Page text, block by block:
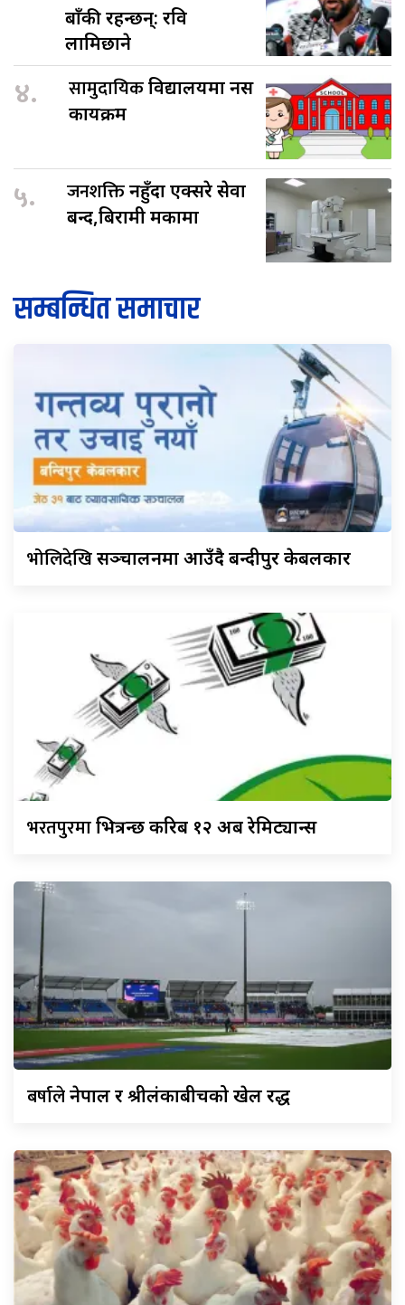
बाँकी रहन्छन्: रवि
लामिछाने
४. सामुदायिकविद्यालयमा नर्स
कार्यक्रम
५. जनशक्तिनहुँदा एक्सरे सेवा
बन्द,बिरामी मर्कामा
सम्बन्धित समाचार
भोलिदेखिसञ्चालनमा आउँदै बन्दीपुर केबलकार
भरतपुरमाभित्रन्छ करिब १२ अर्ब रेमिट्यान्स
बर्षालेनेपाल र श्रीलंकाबीचको खेल रद्ध